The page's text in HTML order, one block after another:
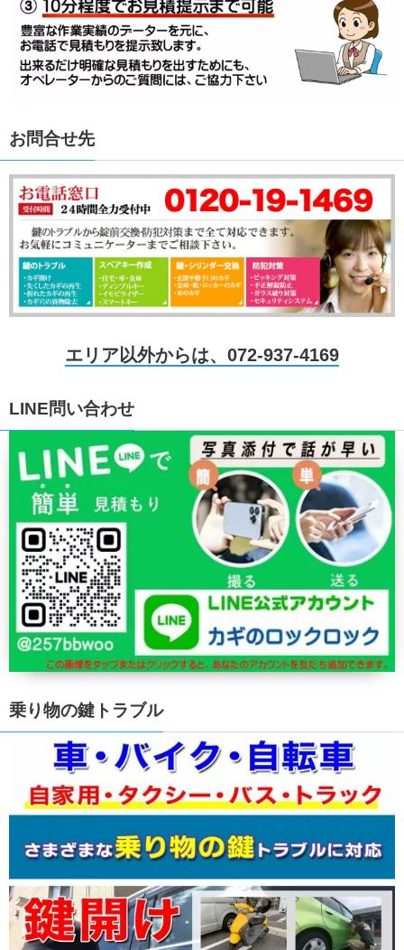
お問合せ先
エリア以外からは、072-937-4169
LINE問い合わせ
乗り物の鍵トラブル